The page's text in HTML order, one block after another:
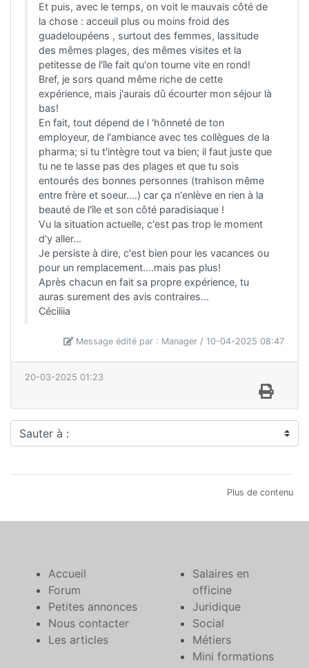
Et puis, avec le temps, on voit le mauvais côté de
la chose : acceuil plus ou moins froid des
guadeloupéens , surtout des femmes, lassitude
des mêmes plages, des mêmes visites et la
petitesse de l'île fait qu'on tourne vite en rond!
Bref, je sors quand même riche de cette
expérience, mais j'aurais dû écourter mon séjour là
bas!
En fait, tout dépend de l 'hônneté de ton
employeur, de l'ambiance avec tes collègues de la
pharma; si tu t'intègre tout va bien; il faut juste que
tu ne te lasse pas des plages et que tu sois
entourés des bonnes personnes (trahison même
entre frère et soeur....) car ça n'enlève en rien à la
beauté de l'île et son côté paradisiaque !
Vu la situation actuelle, c'est pas trop le moment
d'y aller...
Je persiste à dire, c'est bien pour les vacances ou
pour un remplacement....mais pas plus!
Après chacun en fait sa propre expérience, tu
auras surement des avis contraires...
Céciliia
Message édité par : Manager / 10-04-2025 08:47
20-03-2025 01:23
Sauter à :
Plus de contenu
Accueil
Forum
Petites annonces
Nous contacter
Les articles
Salaires en
officine
Juridique
Social
Métiers
Mini formations